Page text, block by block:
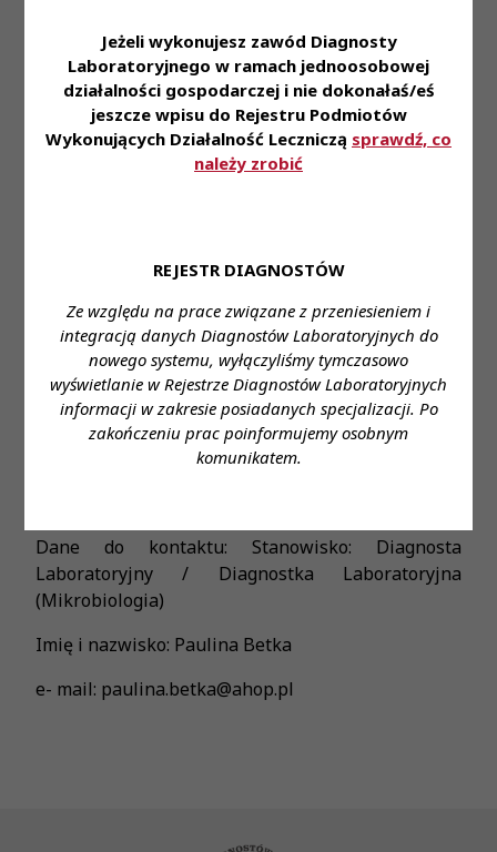
Jeżeli wykonujesz zawód Diagnosty
Laboratoryjnego w ramach jednoosobowej
działalności gospodarczej i nie dokonałaś/eś
jeszcze wpisu do Rejestru Podmiotów
Wykonujących Działalność Leczniczą sprawdź, co
należy zrobić
REJESTR DIAGNOSTÓW
Ze względu na prace związane z przeniesieniem i
integracją danych Diagnostów Laboratoryjnych do
nowego systemu, wyłączyliśmy tymczasowo
wyświetlanie w Rejestrze Diagnostów Laboratoryjnych
informacji w zakresie posiadanych specjalizacji. Po
zakończeniu prac poinformujemy osobnym
komunikatem.
• Indywidualnie dopasowaną formę i warunki
współpracy. • Możliwość skorzystania z pakietu
benefitów pozapłacowych. • Pracę w pełnym
wymiarze godzin. • Współpracę z jedną z
największych firm świadczących usługi w sektorze
Miejsce zatrudnienia: Szpital Ars Medical, al.
Wymagane wykształcenie: Wyższe kierunkowe
Proponowane wynagrodzenie: wg ustawy oraz wg
doświadczenia
Forma zatrudnienia: umowa o pracę/ umowa
Dane do kontaktu: Stanowisko: Diagnosta
Laboratoryjny / Diagnostka Laboratoryjna
(Mikrobiologia)
Imię i nazwisko: Paulina Betka
e- mail: paulina.betka@ahop.pl